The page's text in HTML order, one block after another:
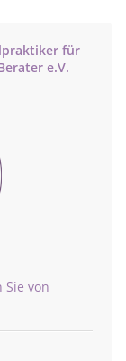
für
e.V.
von